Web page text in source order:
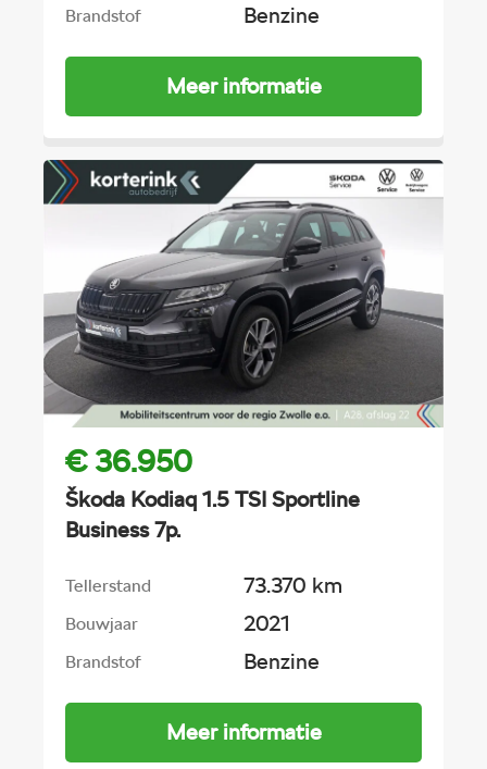
Brandstof Benzine
Meer informatie
€ 36.950
Škoda Kodiaq 1.5 TSI Sportline
Business 7p.
Tellerstand 73.370 km
Bouwjaar 2021
Brandstof Benzine
Meer informatie